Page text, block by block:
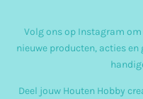
Volg ons op Instagram
nieuwe producten, acties
Deel jouw Houten Hobby